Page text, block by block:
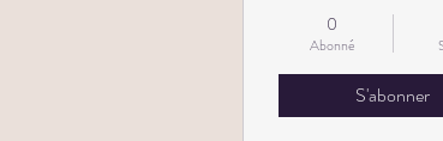
0
Abonné
S'abonner